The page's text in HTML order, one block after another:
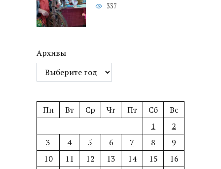
337
Архивы
Пн Вт Ср Чт Пт Сб
Вс
1
2
3
4 5 6 7 8
9
10
11 12 13 14 15
16